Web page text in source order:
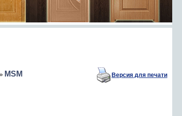
» MSM Версия для печати